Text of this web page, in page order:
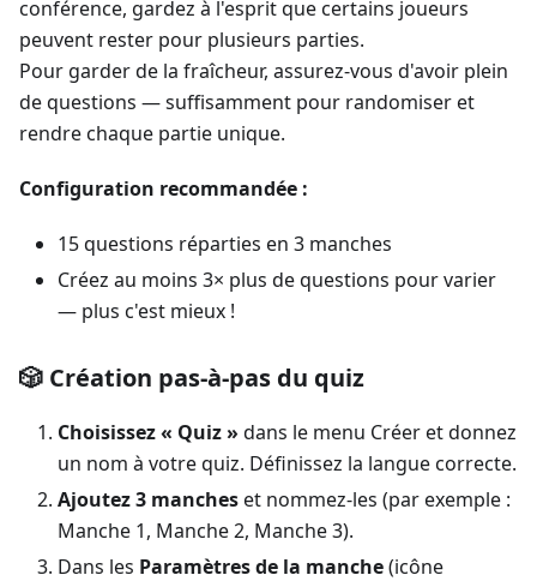
conférence, gardez à l'esprit que certains joueurs
peuvent rester pour plusieurs parties.
Pour garder de la fraîcheur, assurez-vous d'avoir plein
de questions — suffisamment pour randomiser et
rendre chaque partie unique.
Configuration recommandée :
15 questions réparties en 3 manches
Créez au moins 3× plus de questions pour varier
— plus c'est mieux !
🎲 Création pas-à-pas du quiz
Choisissez « Quiz » dans le menu Créer et donnez
un nom à votre quiz. Définissez la langue correcte.
Ajoutez 3 mancheset nommez-les (par exemple :
Manche 1, Manche 2, Manche 3).
Dans les Paramètres de la manche(icône